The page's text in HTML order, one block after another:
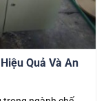
Quả Và An